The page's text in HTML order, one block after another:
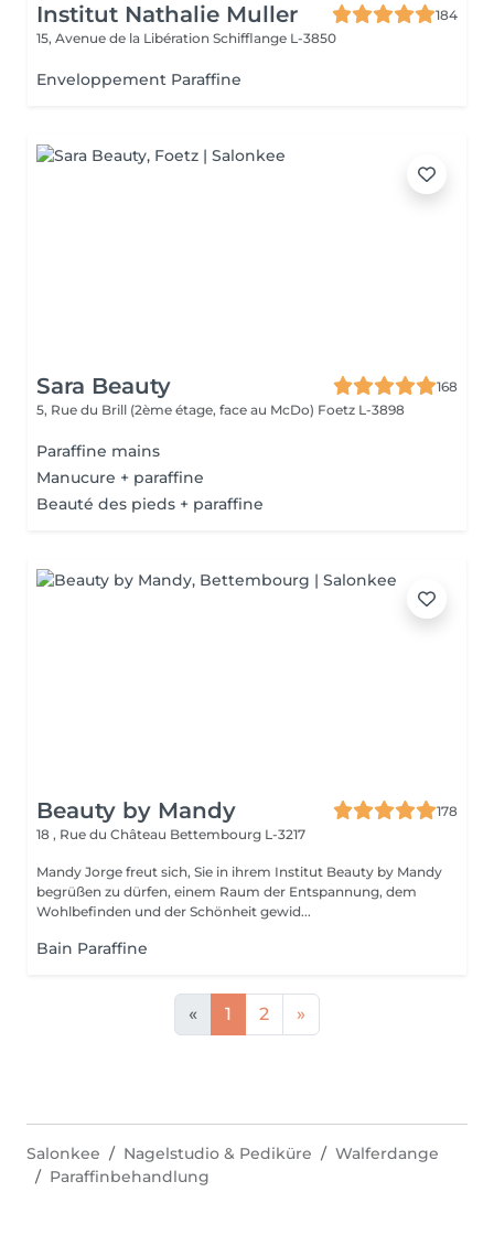
Institut Nathalie Muller
184
15, Avenue de la Libération Schifflange L-3850
Enveloppement Paraffine
Sara Beauty
168
5, Rue du Brill (2ème étage, face au McDo) Foetz L-3898
Paraffine mains
Manucure + paraffine
Beauté des pieds + paraffine
Beauty by Mandy
178
18 , Rue du Château Bettembourg L-3217
Mandy Jorge freut sich, Sie in ihrem Institut Beauty by Mandy
begrüßen zu dürfen, einem Raum der Entspannung, dem
Wohlbefinden und der Schönheit gewid...
Bain Paraffine
« 1 2 »
Salonkee Nagelstudio & Pediküre
Walferdange
Paraffinbehandlung